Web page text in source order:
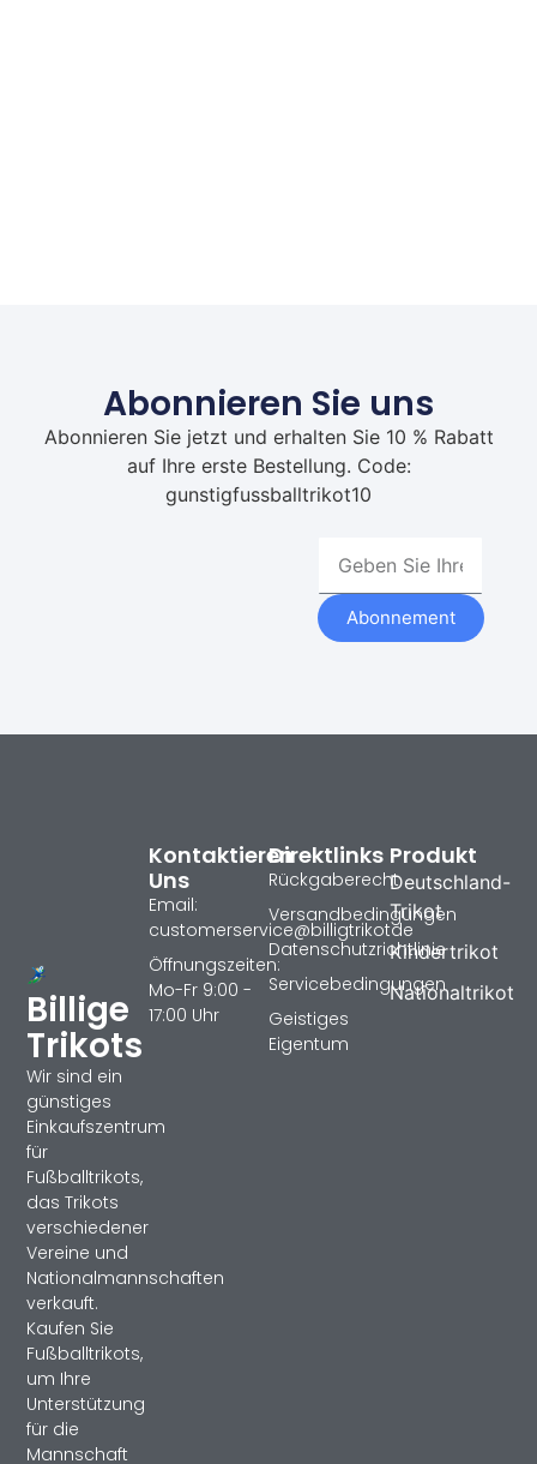
Abonnieren Sie uns
Abonnieren Sie jetzt und erhalten Sie 10 % Rabatt
auf Ihre erste Bestellung. Code:
gunstigfussballtrikot10
Abonnement
Billige
Trikots
Wir sind ein
günstiges
Einkaufszentrum
für
Fußballtrikots,
das Trikots
verschiedener
Vereine und
Nationalmannschaften
verkauft.
Kaufen Sie
Fußballtrikots,
um Ihre
Unterstützung
für die
Mannschaft
Produkt
Deutschland-
Trikot
Kindertrikot
Nationaltrikot
Direktlinks
Rückgaberecht
Versandbedingungen
Datenschutzrichtlinie
Servicebedingungen
Geistiges
Eigentum
Kontaktieren
Uns
Email:
customerservice@billigtrikotde
Öffnungszeiten:
Mo-Fr 9:00 -
17:00 Uhr